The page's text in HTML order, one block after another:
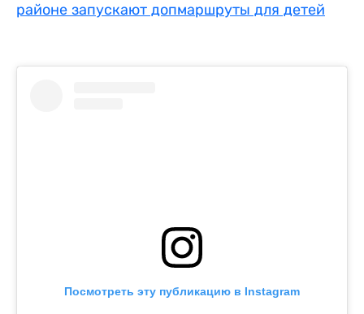
районе запускают допмаршруты для детей
Посмотреть эту публикацию в Instagram